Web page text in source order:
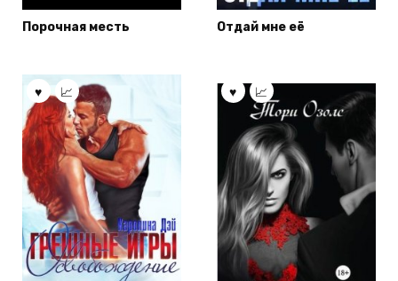
Порочная месть Отдай мне её